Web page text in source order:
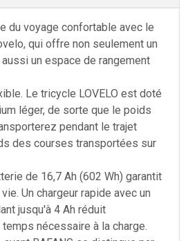
du voyage confortable avec le
qui offre non seulement un
un espace de rangement
Le tricycle LOVELO est doté
léger, de sorte que le poids
pendant le trajet
des courses transportées sur
de 16,7 Ah (602 Wh) garantit
Un chargeur rapide avec un
jusqu'à 4 Ah réduit
nécessaire à la charge.